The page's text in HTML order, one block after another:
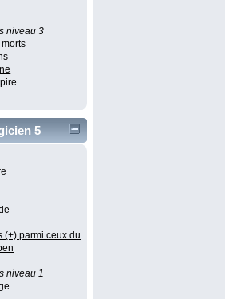
niveau 3
5
(+) parmi ceux du
niveau 1